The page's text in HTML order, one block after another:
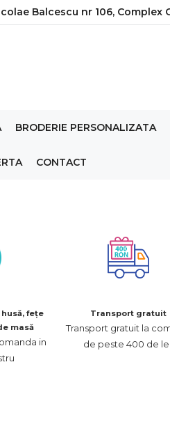
Balcescu nr 106, Complex
BRODERIE PERSONALIZATA
CONTACT
fețe
masă
in
Transport gratuit
Transport gratuit la
de peste 400 de